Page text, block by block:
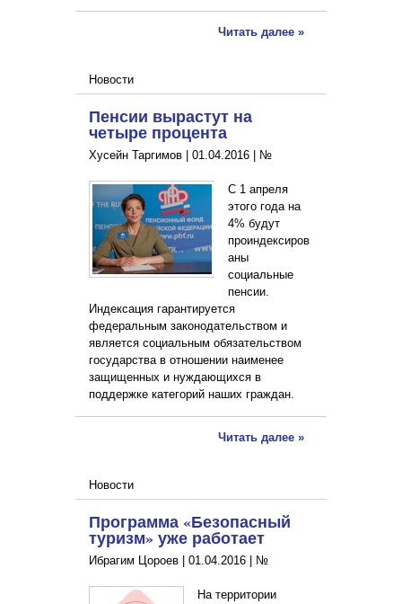
Читать далее »
Новости
Пенсии вырастут на
четыре процента
Хусейн Таргимов | 01.04.2016 №
С 1 апреля
этого года на
4% будут
проиндексиров
аны
социальные
пенсии.
Индексация гарантируется
федеральным законодательством и
является социальным обязательством
государства в отношении наименее
защищенных и нуждающихся в
поддержке категорий наших граждан.
Читать далее »
Новости
Программа «Безопасный
туризм» уже работает
Ибрагим Цороев | 01.04.2016 №
На территории